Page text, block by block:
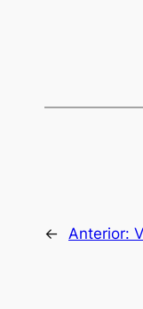
← Anterior: